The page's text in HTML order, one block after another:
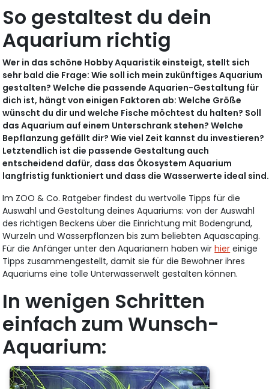
So gestaltest du dein
Aquarium richtig
Wer in das schöne Hobby Aquaristik einsteigt, stellt sich
sehr bald die Frage: Wie soll ich mein zukünftiges Aquarium
gestalten? Welche die passende Aquarien-Gestaltung für
dich ist, hängt von einigen Faktoren ab: Welche Größe
wünscht du dir und welche Fische möchtest du halten? Soll
das Aquarium auf einem Unterschrank stehen? Welche
Bepflanzung gefällt dir? Wie viel Zeit kannst du investieren?
Letztendlich ist die passende Gestaltung auch
entscheidend dafür, dass das Ökosystem Aquarium
langfristig funktioniert und dass die Wasserwerte ideal sind.
Im ZOO & Co. Ratgeber findest du wertvolle Tipps für die
Auswahl und Gestaltung deines Aquariums: von der Auswahl
des richtigen Beckens über die Einrichtung mit Bodengrund,
Wurzeln und Wasserpflanzen bis zum beliebten Aquascaping.
Für die Anfänger unter den Aquarianern haben wirhier einige
Tipps zusammengestellt, damit sie für die Bewohner ihres
Aquariums eine tolle Unterwasserwelt gestalten können.
In wenigen Schritten
einfach zum Wunsch-
Aquarium: